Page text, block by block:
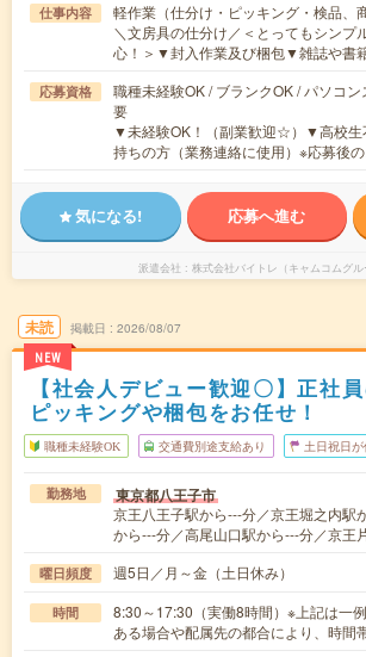
仕事内容
軽作業（仕分け・ピッキング・検品、
＼文房具の仕分け／＜とってもシンプ
心！＞▼封入作業及び梱包▼雑誌や書
応募資格
職種未経験OK / ブランクOK / パソコ
要
▼未経験OK！（副業歓迎☆）▼高校
持ちの方（業務連絡に使用）※応募後
気になる! 応募へ進む
派遣会社 株式会社バイトレ（キャムコムグル
未読
NEW
掲載日 2026/08/07
【社会人デビュー歓迎〇】正社
ピッキングや梱包をお任せ！
職種未経験OK 交通費別途支給あり 土日祝日が
勤務地 東京都八王子市
京王八王子駅から---分／京王堀之内駅
から---分／高尾山口駅から---分／京王
曜日頻度 週5日／月～金（土日休み）
時間
8:30～17:30（実働8時間）※上記は一
ある場合や配属先の都合により、時間